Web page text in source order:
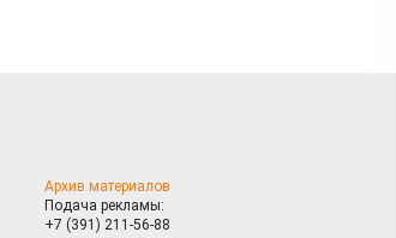
Архив материалов
Подача рекламы:
+7 (391) 211-56-88